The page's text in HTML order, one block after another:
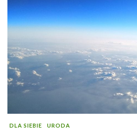
DLA SIEBIE URODA